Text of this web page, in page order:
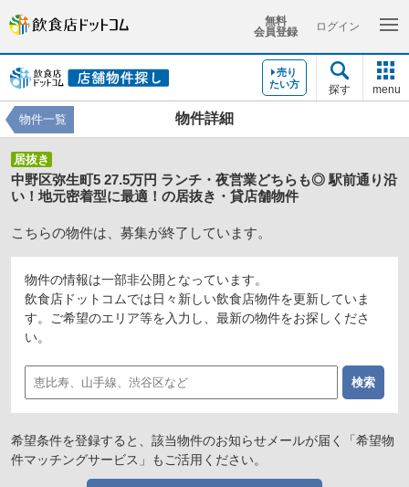
無料
会員登録
ログイン
売り
たい方
探す menu
物件詳細
物件一覧
居抜き
中野区弥生町5 27.5万円 ランチ・夜営業どちらも◎ 駅前通り沿
い！地元密着型に最適！の居抜き・貸店舗物件
こちらの物件は、募集が終了しています。
物件の情報は一部非公開となっています。
飲食店ドットコムでは日々新しい飲食店物件を更新していま
す。ご希望のエリア等を入力し、最新の物件をお探しくださ
い。
希望条件を登録すると、該当物件のお知らせメールが届く「希望物
件マッチングサービス」もご活用ください。